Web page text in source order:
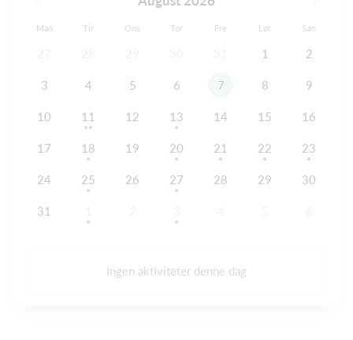
Man Tir Ons Tor Fre Lør Søn
1 2
3 4 5 6 7 8 9
10 11 12 13 14 15 16
17 18 19 20 21 22 23
24 25 26 27 28 29 30
31
Ingen aktiviteter denne dag